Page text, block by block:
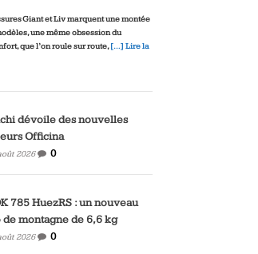
Giant et Liv marquent une montée
une même obsession du
que l’on roule sur route, […] Lire la
dévoile des nouvelles
Officina
2026 0
785 HuezRS : un nouveau
montagne de 6,6 kg
2026 0